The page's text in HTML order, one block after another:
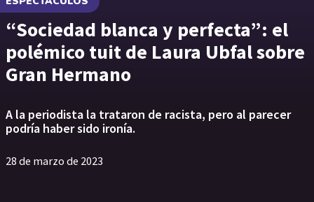
“Sociedad blanca y perfecta”: el
polémico tuit de Laura Ubfal sobre
Gran Hermano
A la periodista la trataron de racista, pero al parecer
podría haber sido ironía.
28 de marzo de 2023